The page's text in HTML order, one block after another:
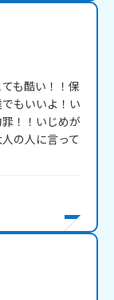
も酷い！！保
もいいよ！い
！！いじめが
の人に言って